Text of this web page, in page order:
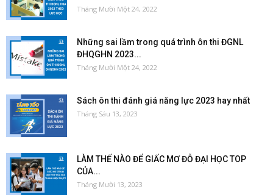
Tháng Mười Một 24, 2022
Những sai lầm trong quá trình ôn thi ĐGNL
ĐHQGHN 2023...
Tháng Mười Một 24, 2022
Sách ôn thi đánh giá năng lực 2023 hay nhất
Tháng Sáu 13, 2023
LÀM THẾ NÀO ĐỂ GIẤC MƠ ĐỖ ĐẠI HỌC TOP
CỦA...
Tháng Mười 13, 2023